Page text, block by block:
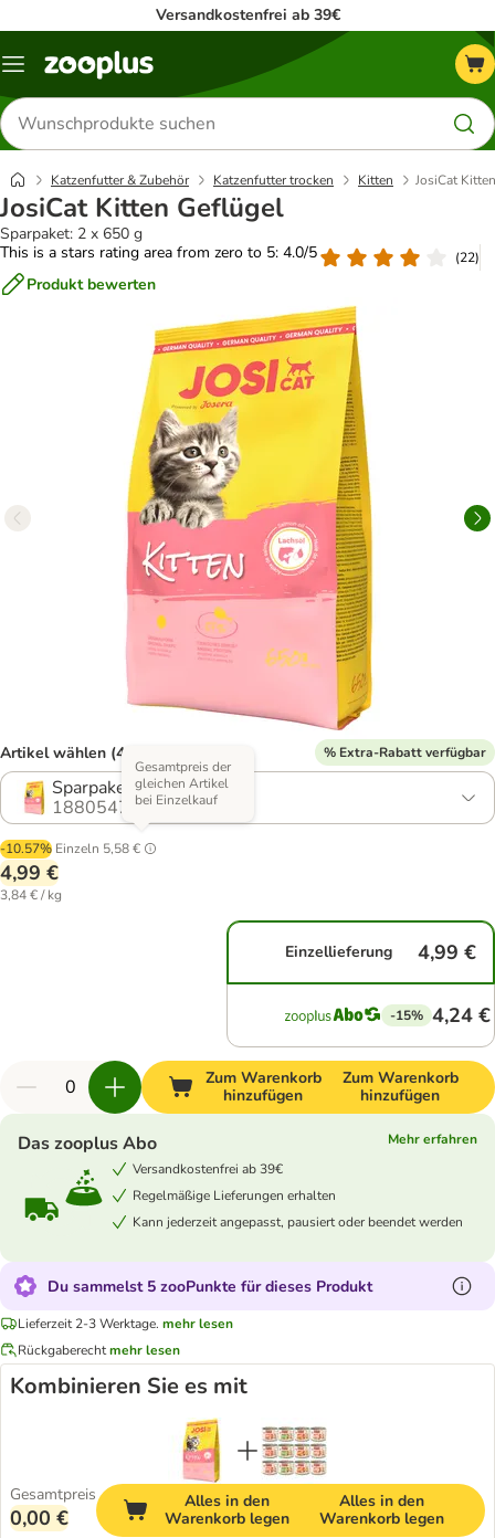
Versandkostenfrei ab 39€
Menü
Produkte
suchen
Katzenfutter & Zubehör Katzenfutter trocken Kitten JosiCat
JosiCat Kitten Geflügel
Sparpaket: 2 x 650 g
This is a stars rating area from zero to 5: 4.0/5
(22)
Produkt bewerten
Artikel wählen (4 Varianten) % Extra-Rabatt verfügbar
Sparpaket: 2 x 650 g
1880547.3
-10.57% Einzeln 5,58 €
Gesamtpreis der
gleichen Artikel
bei Einzelkauf
4,99 €
3,84 € / kg
Einzellieferung 4,99 €
-15% 4,24 €
Zum Warenkorb
hinzufügen
Zum Warenkorb
hinzufügen
Das zooplus Abo
Mehr erfahren
Versandkostenfrei ab 39€
Regelmäßige Lieferungen erhalten
Kann jederzeit angepasst, pausiert oder beendet werden
Du sammelst 5 zooPunkte für dieses Produkt
Lieferzeit 2-3 Werktage. mehr lesen
Rückgaberechtmehr lesen
Kombinieren Sie es mit
Gesamtpreis
0,00 €
Alles in den
Warenkorb legen
Alles in den
Warenkorb legen